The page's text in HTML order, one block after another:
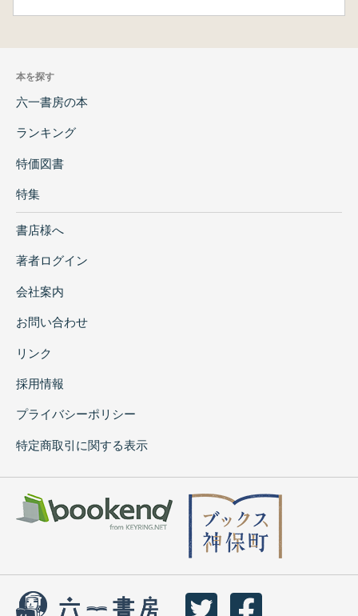
本を探す
六一書房の本
ランキング
特価図書
特集
書店様へ
著者ログイン
会社案内
お問い合わせ
リンク
採用情報
プライバシーポリシー
特定商取引に関する表示